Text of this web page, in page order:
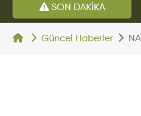
SON DAKİKA
Güncel Haberler